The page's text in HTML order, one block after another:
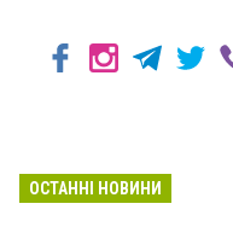
ОСТАННІ НОВИНИ